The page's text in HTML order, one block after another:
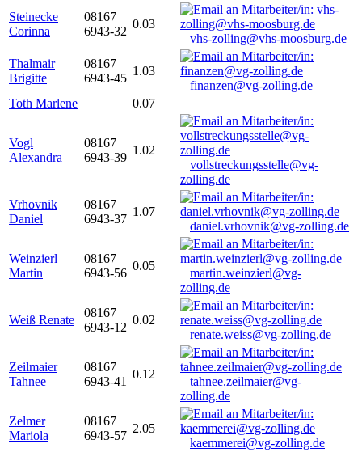
Steinecke
Corinna
08167
6943-32
0.03
vhs-zolling@vhs-moosburg.de
Thalmair
Brigitte
08167
6943-45
1.03
finanzen@vg-zolling.de
Toth Marlene
0.07
Vogl
Alexandra
08167
6943-39
1.02
vollstreckungsstelle@vg-
zolling.de
Vrhovnik
Daniel
08167
6943-37
1.07
daniel.vrhovnik@vg-zolling.de
Weinzierl
Martin
08167
6943-56
0.05
martin.weinzierl@vg-
zolling.de
Weiß Renate
08167
6943-12
0.02
renate.weiss@vg-zolling.de
Zeilmaier
Tahnee
08167
6943-41
0.12
tahnee.zeilmaier@vg-
zolling.de
Zelmer
Mariola
08167
6943-57
2.05
kaemmerei@vg-zolling.de